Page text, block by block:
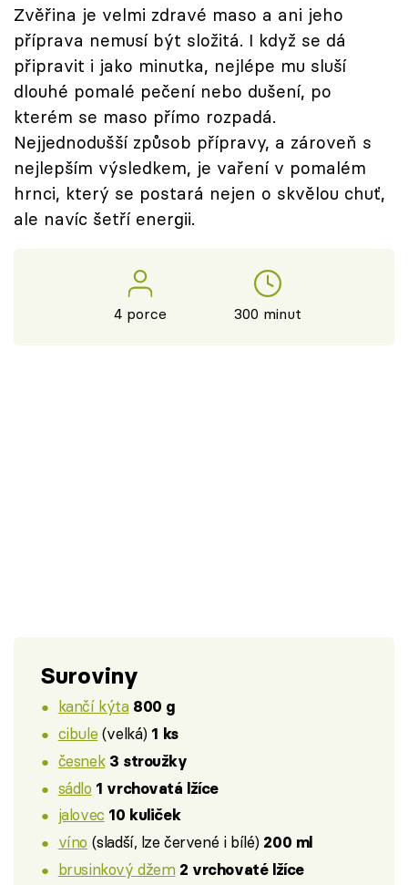
Přihlášení
Sledujte nás
Zvěřina je velmi zdravé maso a ani jeho
příprava nemusí být složitá. I když se dá
připravit i jako minutka, nejlépe mu sluší
dlouhé pomalé pečení nebo dušení, po
kterém se maso přímo rozpadá.
Nejjednodušší způsob přípravy, a zároveň s
nejlepším výsledkem, je vaření v pomalém
hrnci, který se postará nejen o skvělou chuť,
ale navíc šetří energii.
4 porce 300 minut
Suroviny
kančí kýta 800 g
cibule (velká) 1 ks
česnek 3 stroužky
sádlo 1 vrchovatá lžíce
jalovec 10 kuliček
víno (sladší, lze červené i bílé) 200 ml
brusinkový džem 2 vrchovaté lžíce